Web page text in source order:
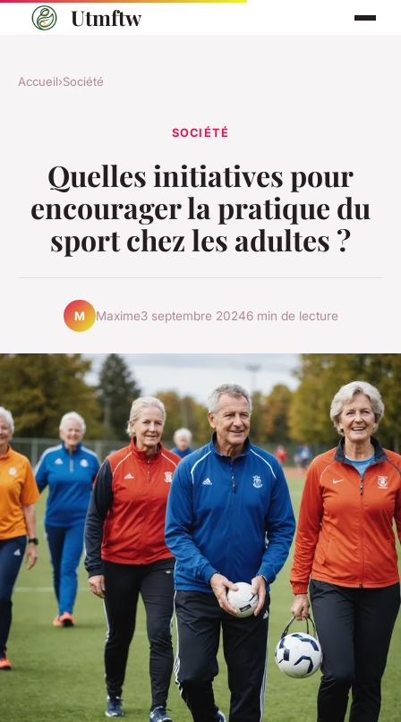
Utmftw
Accueil›Société
SOCIÉTÉ
Quelles initiatives pour
encourager la pratique du
sport chez les adultes ?
M Maxime3 septembre 20246 min de lecture